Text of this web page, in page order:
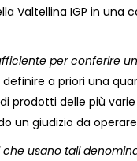
Valtellina IGP in una
per conferire
definire a priori una
prodotti delle più
un giudizio da
che usano tali